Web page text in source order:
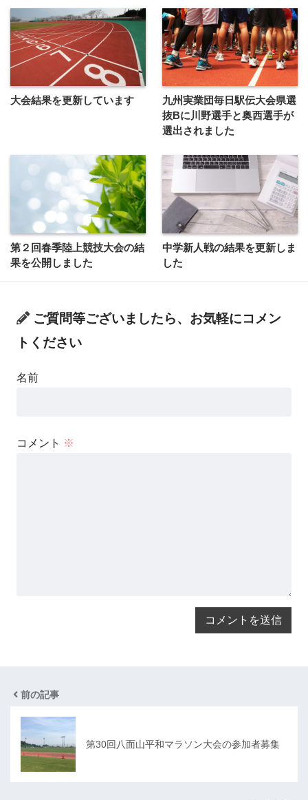
大会結果を更新しています
九州実業団毎日駅伝大会県選
抜Bに川野選手と奥西選手が
選出されました
第２回春季陸上競技大会の結
果を公開しました
中学新人戦の結果を更新しま
した
ご質問等ございましたら、お気軽にコメン
トください
名前
コメント ※
前の記事
第30回八面山平和マラソン大会の参加者募集